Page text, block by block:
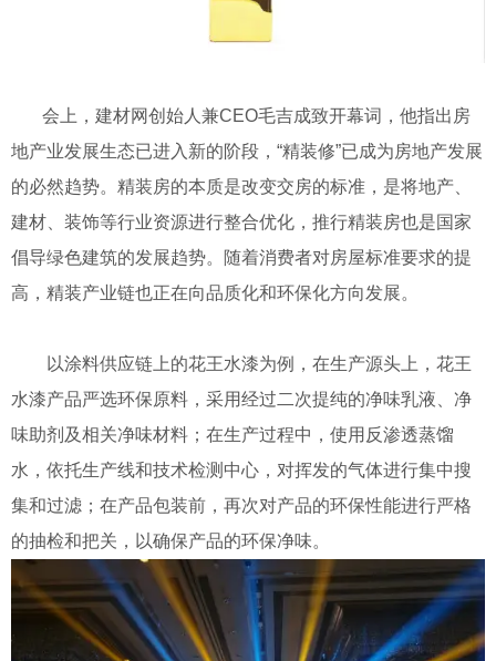
会上，建材网创始人兼CEO毛吉成致开幕词，他指出房
地产业发展生态已进入新的阶段，“精装修”已成为房地产发展
的必然趋势。精装房的本质是改变交房的标准，是将地产、
建材、装饰等行业资源进行整合优化，推行精装房也是国家
倡导绿色建筑的发展趋势。随着消费者对房屋标准要求的提
高，精装产业链也正在向品质化和环保化方向发展。
以涂料供应链上的花王水漆为例，在生产源头上，花王
水漆产品严选环保原料，采用经过二次提纯的净味乳液、净
味助剂及相关净味材料；在生产过程中，使用反渗透蒸馏
水，依托生产线和技术检测中心，对挥发的气体进行集中搜
集和过滤；在产品包装前，再次对产品的环保性能进行严格
的抽检和把关，以确保产品的环保净味。